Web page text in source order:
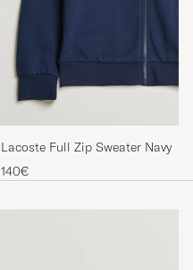
Lacoste Full Zip Sweater Navy
140€